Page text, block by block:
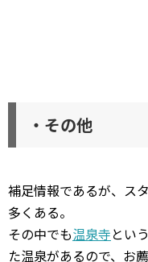
・その他
補足情報であるが、ス
多くある。
その中でも温泉寺とい
た温泉があるので、お薦